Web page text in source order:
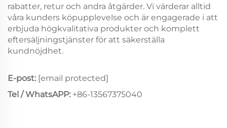
rabatter, retur och andra åtgärder. Vi värderar alltid
våra kunders köpupplevelse och är engagerade i att
erbjuda högkvalitativa produkter och komplett
eftersäljningstjänster för att säkerställa
kundnöjdhet.
E-post: [email protected]
Tel / WhatsAPP: +86-13567375040